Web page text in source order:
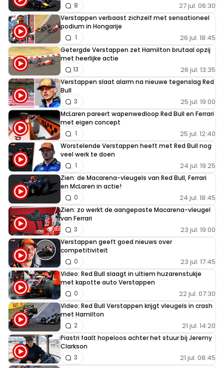
27 jul. 06:30
8
Verstappen verbaast zichzelf met sensationeel
podium in Hongarije
26 jul. 18:45
1
Getergde Verstappen zet Hamilton brutaal opzij
met heerlijke actie
26 jul. 13:35
13
Verstappen slaat alarm na nieuwe tegenslag Red
Bull
25 jul. 19:00
3
McLaren pareert wapenwedloop Red Bull en Ferrari
met eigen concept
25 jul. 12:40
1
Worstelende Verstappen heeft met Red Bull nog
veel werk te doen
24 jul. 19:25
1
Zien: de Macarena-vleugels van Red Bull, Ferrari
en McLaren in actie!
24 jul. 18:45
0
Zien: zo werkt de aangepaste Macarena-vleugel
van Ferrari
23 jul. 19:00
3
Verstappen geeft goed nieuws over
competitiviteit
23 jul. 17:45
0
Video: Red Bull slaagt in ultiem huzarenstukje
met kapotte auto Verstappen
22 jul. 07:30
0
Video: Red Bull Verstappen krijgt vleugels in crash
met Hamilton
21 jul. 14:20
2
Piastri faalt hopeloos achter het stuur bij Jeremy
Clarkson
21 jul. 08:45
3